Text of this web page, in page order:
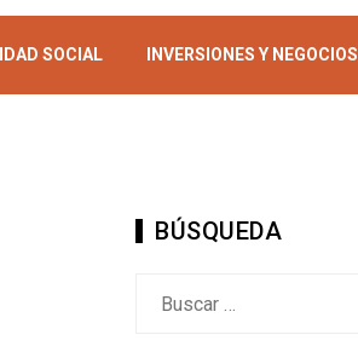
SOCIAL INVERSIONES Y NEGOCIOS
BÚSQUEDA